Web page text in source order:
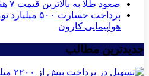
صعود طلا به بالاترین قیمت ۷ هفته اخیر
پرداخت
هواپیمایی کارون
جدیدترین مطالب